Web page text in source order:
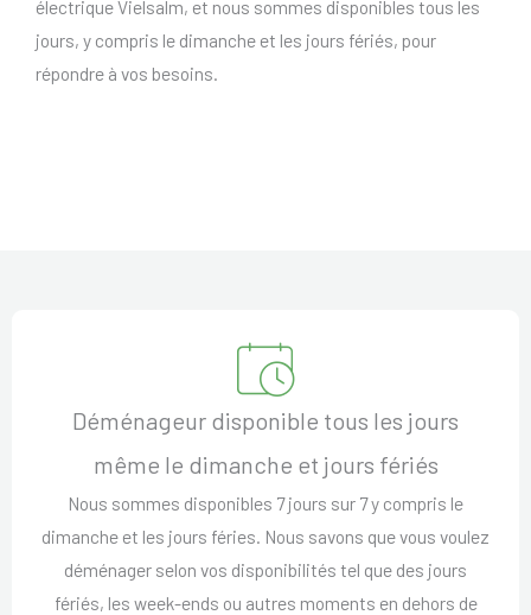
électrique Vielsalm, et nous sommes disponibles tous les
jours, y compris le dimanche et les jours fériés, pour
répondre à vos besoins.
Déménageur disponible tous les jours
même le dimanche et jours fériés
Nous sommes disponibles 7 jours sur 7 y compris le
dimanche et les jours féries. Nous savons que vous voulez
déménager selon vos disponibilités tel que des jours
fériés, les week-ends ou autres moments en dehors de